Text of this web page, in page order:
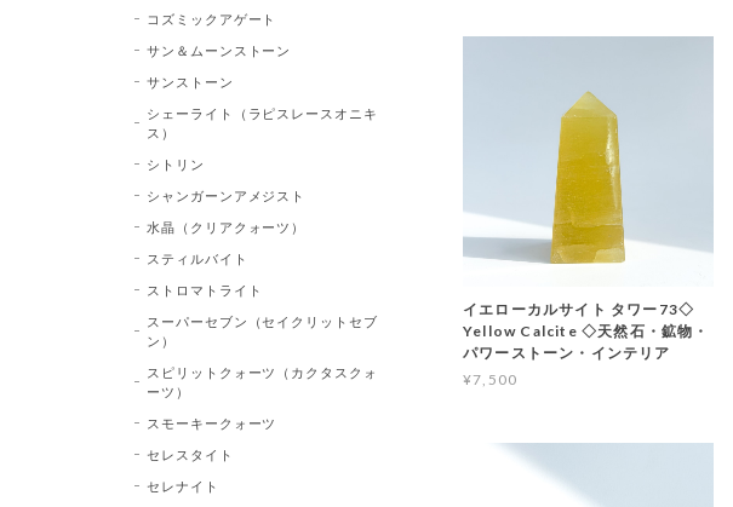
イエローカルサイト タワー73◇
Yellow Calcite ◇天然石・鉱物・
パワーストーン・インテリア
¥7,500
コズミックアゲート
サン＆ムーンストーン
サンストーン
シェーライト（ラピスレースオニキ
ス）
シトリン
シャンガーンアメジスト
水晶（クリアクォーツ）
スティルバイト
ストロマトライト
スーパーセブン（セイクリットセブ
ン）
スピリットクォーツ（カクタスクォ
ーツ）
スモーキークォーツ
セレスタイト
セレナイト